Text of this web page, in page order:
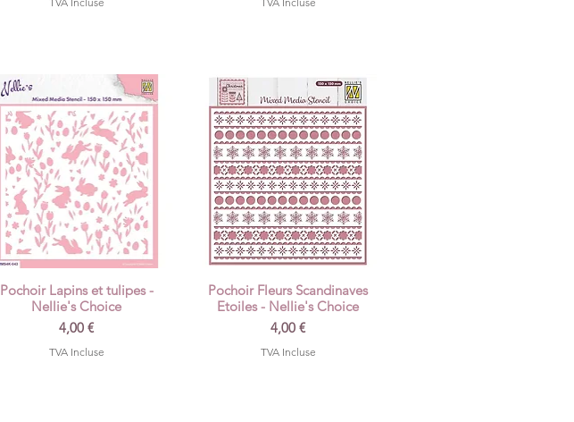
Aperçu rapide
Pochoir Lapins et tulipes -
Nellie's Choice
Prix
4,00 €
TVA Incluse
Aperçu rapide
Pochoir Fleurs Scandinaves
Etoiles - Nellie's Choice
Prix
4,00 €
TVA Incluse